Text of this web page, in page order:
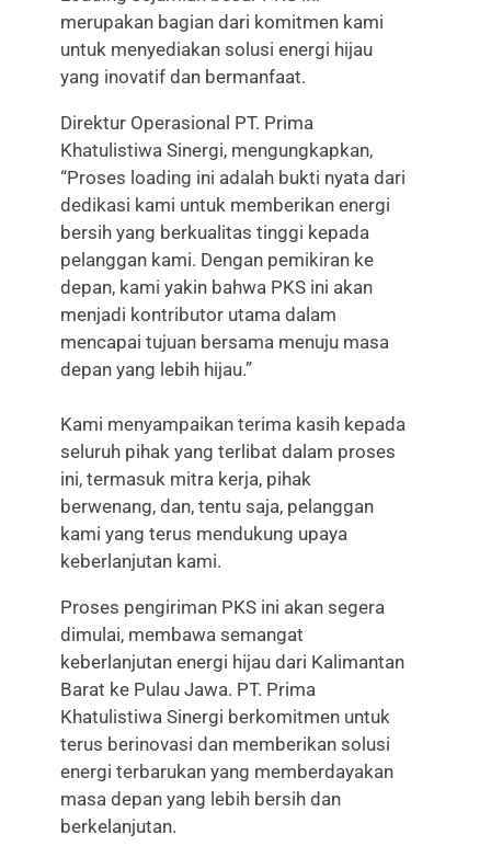
merupakan bagian dari komitmen kami
untuk menyediakan solusi energi hijau
yang inovatif dan bermanfaat.
Direktur Operasional PT. Prima
Khatulistiwa Sinergi, mengungkapkan,
“Proses loading ini adalah bukti nyata dari
dedikasi kami untuk memberikan energi
bersih yang berkualitas tinggi kepada
pelanggan kami. Dengan pemikiran ke
depan, kami yakin bahwa PKS ini akan
menjadi kontributor utama dalam
mencapai tujuan bersama menuju masa
depan yang lebih hijau.”
Kami menyampaikan terima kasih kepada
seluruh pihak yang terlibat dalam proses
ini, termasuk mitra kerja, pihak
berwenang, dan, tentu saja, pelanggan
kami yang terus mendukung upaya
keberlanjutan kami.
Proses pengiriman PKS ini akan segera
dimulai, membawa semangat
keberlanjutan energi hijau dari Kalimantan
Barat ke Pulau Jawa. PT. Prima
Khatulistiwa Sinergi berkomitmen untuk
terus berinovasi dan memberikan solusi
energi terbarukan yang memberdayakan
masa depan yang lebih bersih dan
berkelanjutan.